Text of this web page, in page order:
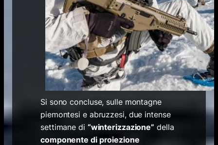
Si sono concluse, sulle montagne
piemontesi e abruzzesi, due intense
settimane di “winterizzazione” della
componente di proiezione